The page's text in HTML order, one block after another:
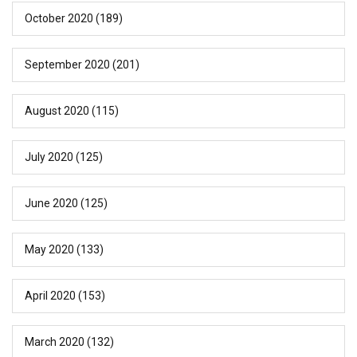
October 2020 (189)
September 2020 (201)
August 2020 (115)
July 2020 (125)
June 2020 (125)
May 2020 (133)
April 2020 (153)
March 2020 (132)